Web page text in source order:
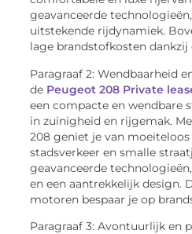
geavanceerde
uitstekende rijdynamiek.
lage brandstofkosten
Paragraaf 2: Wendbaarheid
de Peugeot 208 Private
een compacte en wendbare
in zuinigheid en rijgemak.
208 geniet je van
stadsverkeer en smalle
geavanceerde
en een aantrekkelijk design.
motoren bespaar je op
Paragraaf 3: Avontuurlijk en